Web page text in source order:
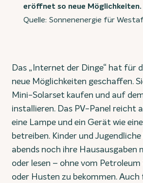
eröffnet so neue Möglichkeiten.
Quelle: Sonnenenergie für
Das „Internet der Dinge“ hat für
neue Möglichkeiten geschaffen.
Mini-Solarset kaufen und auf
installieren. Das PV-Panel reicht
eine Lampe und ein Gerät wie
betreiben. Kinder und
abends noch ihre Hausausgaben
oder lesen – ohne vom
oder Husten zu bekommen.